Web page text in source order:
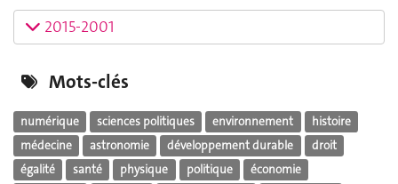
2015-2001
Mots-clés
numérique sciences politiques environnement
histoire
médecine
astronomie développement durable
droit
égalité
santé physique politique
économie